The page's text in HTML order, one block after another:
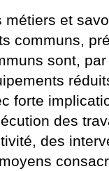
métiers et
communs,
sont,
forte
des
des